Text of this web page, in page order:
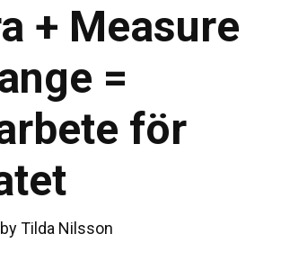
+ Measure
=
för
byTilda Nilsson